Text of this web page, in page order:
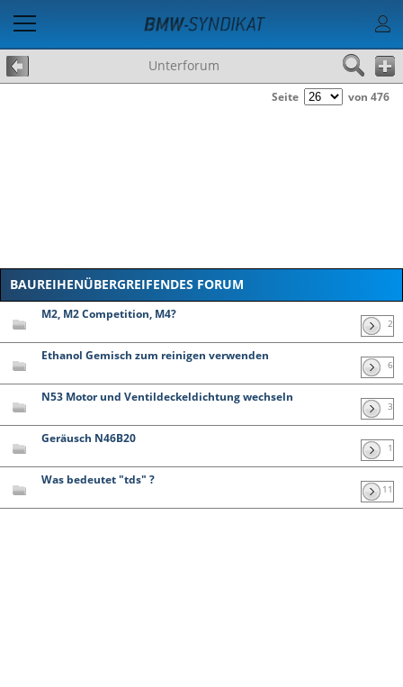
Unterforum
Seite von 476
BAUREIHENÜBERGREIFENDES FORUM
M2, M2 Competition, M4?
2
Ethanol Gemisch zum reinigen verwenden
6
N53 Motor und Ventildeckeldichtung wechseln
3
Geräusch N46B20
1
Was bedeutet "tds" ?
11